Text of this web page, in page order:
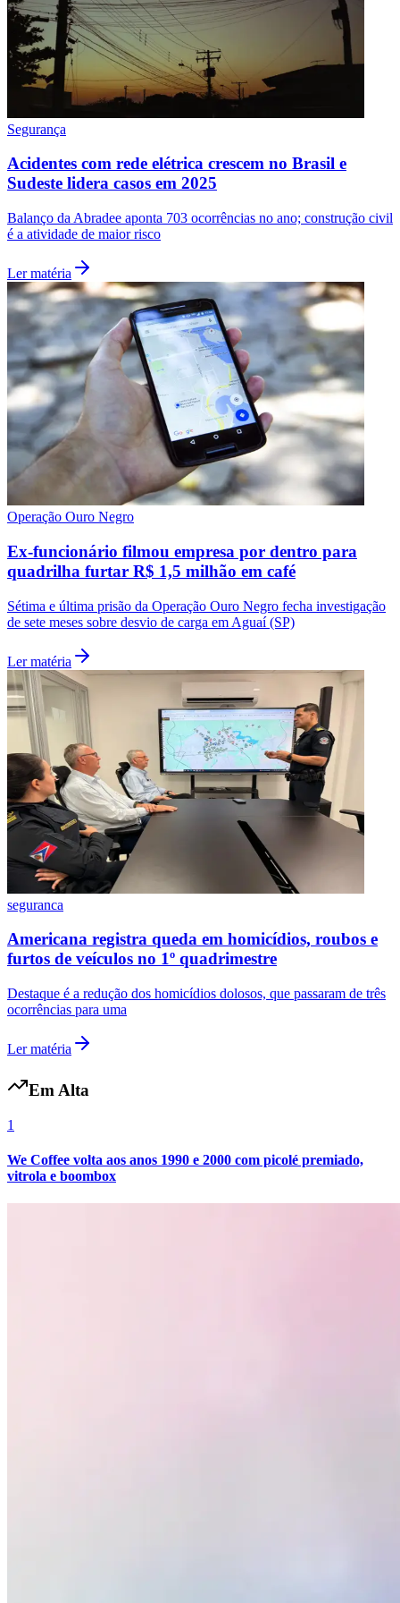
Flamengo
Fluminense
Segurança
Acidentes com rede elétrica crescem no Brasil e
Sudeste lidera casos em 2025
Balanço da Abradee aponta 703 ocorrências no ano; construção civil
é a atividade de maior risco
Ler matéria
Operação Ouro Negro
Ex-funcionário filmou empresa por dentro para
quadrilha furtar R$ 1,5 milhão em café
Sétima e última prisão da Operação Ouro Negro fecha investigação
de sete meses sobre desvio de carga em Aguaí (SP)
Ler matéria
seguranca
Americana registra queda em homicídios, roubos e
furtos de veículos no 1º quadrimestre
Destaque é a redução dos homicídios dolosos, que passaram de três
ocorrências para uma
Ler matéria
Em Alta
1
We Coffee volta aos anos 1990 e 2000 com picolé premiado,
vitrola e boombox